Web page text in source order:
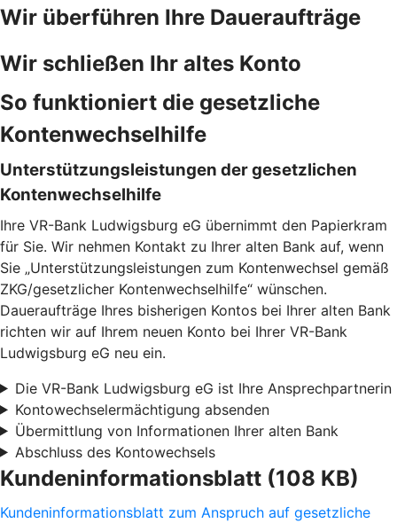
Wir überführen Ihre Daueraufträge
Wir schließen Ihr altes Konto
So funktioniert die gesetzliche
Kontenwechselhilfe
Unterstützungsleistungen der gesetzlichen
Kontenwechselhilfe
Ihre VR-Bank Ludwigsburg eG übernimmt den Papierkram
für Sie. Wir nehmen Kontakt zu Ihrer alten Bank auf, wenn
Sie „Unterstützungsleistungen zum Kontenwechsel gemäß
ZKG/gesetzlicher Kontenwechselhilfe“ wünschen.
Daueraufträge Ihres bisherigen Kontos bei Ihrer alten Bank
richten wir auf Ihrem neuen Konto bei Ihrer VR-Bank
Ludwigsburg eG neu ein.
Die VR-Bank Ludwigsburg eG ist Ihre Ansprechpartnerin
Kontowechselermächtigung absenden
Übermittlung von Informationen Ihrer alten Bank
Abschluss des Kontowechsels
Kundeninformationsblatt (108 KB)
Kundeninformationsblatt zum Anspruch auf gesetzliche